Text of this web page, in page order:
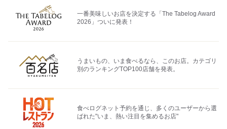
一番美味しいお店を決定する「The Tabelog Award
2026」ついに発表！
うまいもの、いま食べるなら、このお店。カテゴリ
別のランキングTOP100店舗を発表。
食べログネット予約を通じ、多くのユーザーから選
ばれた"いま、熱い注目を集めるお店"